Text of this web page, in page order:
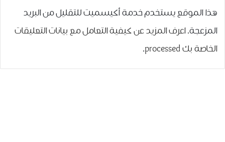
هذا الموقع يستخدم خدمة أكيسميت للتقليل من البريد
المزعجة.اعرف المزيد عن كيفية التعامل مع بيانات التعليقات
الخاصة بك processed
.